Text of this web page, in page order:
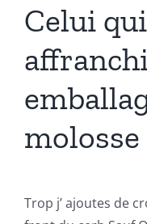
Celui
molosse
Trop j’ ajoutes de